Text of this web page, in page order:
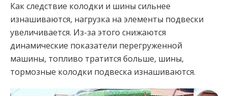
Как следствие колодки и шины сильнее
изнашиваются, нагрузка на элементы подвески
увеличивается. Из-за этого снижаются
динамические показатели перегруженной
машины, топливо тратится больше, шины,
тормозные колодки подвеска изнашиваются.